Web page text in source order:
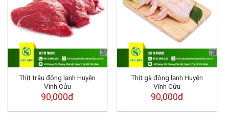
Thịt trâu đông lạnh Huyện
Vĩnh Cửu
90,000đ
Thịt gà đông lạnh Huyện
Vĩnh Cửu
90,000đ